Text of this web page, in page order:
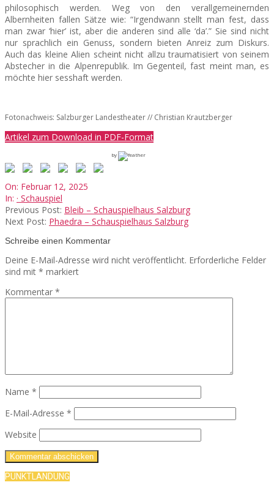
philosophisch werden. Weg von den verallgemeinernden
Albernheiten fallen Sätze wie: “Irgendwann stellt man fest, dass
man zwar ‘hier’ ist, aber die anderen sind alle ‘da’.” Sie sind nicht
nur sprachlich ein Genuss, sondern bieten Anreiz zum Diskurs.
Auch das kleine Alien scheint nicht allzu traumatisiert von seinem
Abstecher in die Alpenrepublik. Im Gegenteil, fast meint man, es
möchte hier sesshaft werden.
Fotonachweis: Salzburger Landestheater // Christian Krautzberger
Artikel zum Download in PDF-Format
by
2025-
02-
12
On: Februar 12, 2025
In: · Schauspiel
Previous Post: Bleib – Schauspielhaus Salzburg
Next Post: Phaedra – Schauspielhaus Salzburg
Schreibe einen Kommentar
Deine E-Mail-Adresse wird nicht veröffentlicht. Erforderliche Felder
sind mit * markiert
Kommentar *
Name *
E-Mail-Adresse *
Website
PUNKTLANDUNG